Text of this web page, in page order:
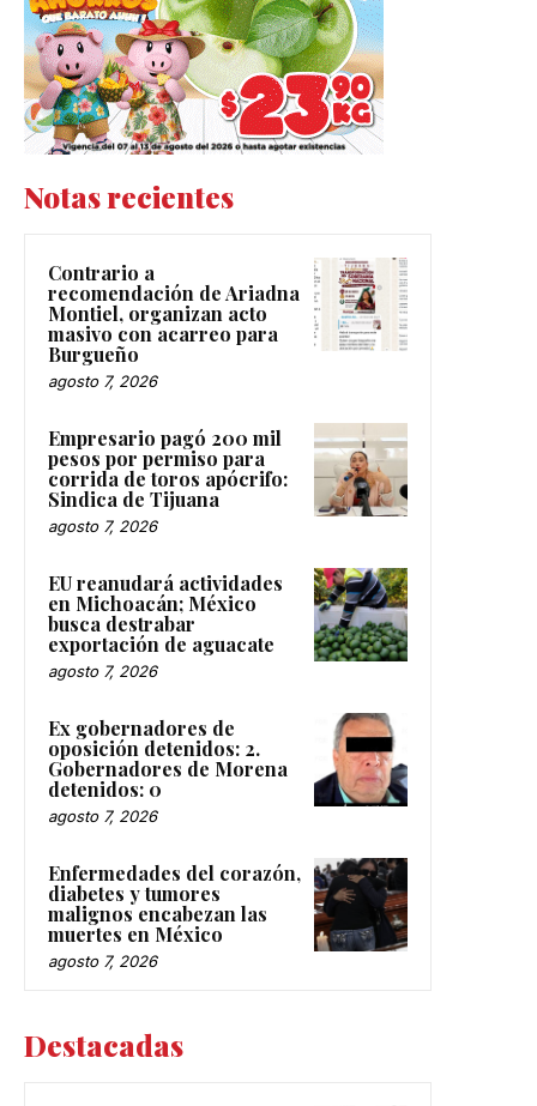
Notas recientes
Contrario a
recomendación de Ariadna
Montiel, organizan acto
masivo con acarreo para
Burgueño
agosto 7, 2026
Empresario pagó 200 mil
pesos por permiso para
corrida de toros apócrifo:
Sindica de Tijuana
agosto 7, 2026
EU reanudará actividades
en Michoacán; México
busca destrabar
exportación de aguacate
agosto 7, 2026
Ex gobernadores de
oposición detenidos: 2.
Gobernadores de Morena
detenidos: 0
agosto 7, 2026
Enfermedades del corazón,
diabetes y tumores
malignos encabezan las
muertes en México
agosto 7, 2026
Destacadas